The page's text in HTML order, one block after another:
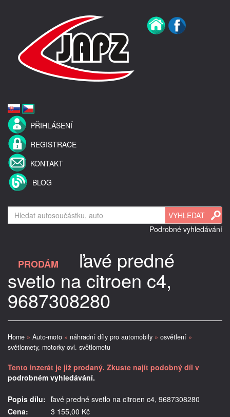
PŘIHLÁŠENÍ
REGISTRACE
KONTAKT
BLOG
Podrobné vyhledávání
PRODÁM ľavé predné
svetlo na citroen c4,
9687308280
Home » Auto-moto » náhradní díly pro automobily » osvětlení »
světlomety, motorky ovl. světlometu
Tento inzerát je již prodaný. Zkuste najít podobný díl v
podrobném vyhledávání.
Popis dílu: ľavé predné svetlo na citroen c4, 9687308280
Cena:
3 155,00 Kč